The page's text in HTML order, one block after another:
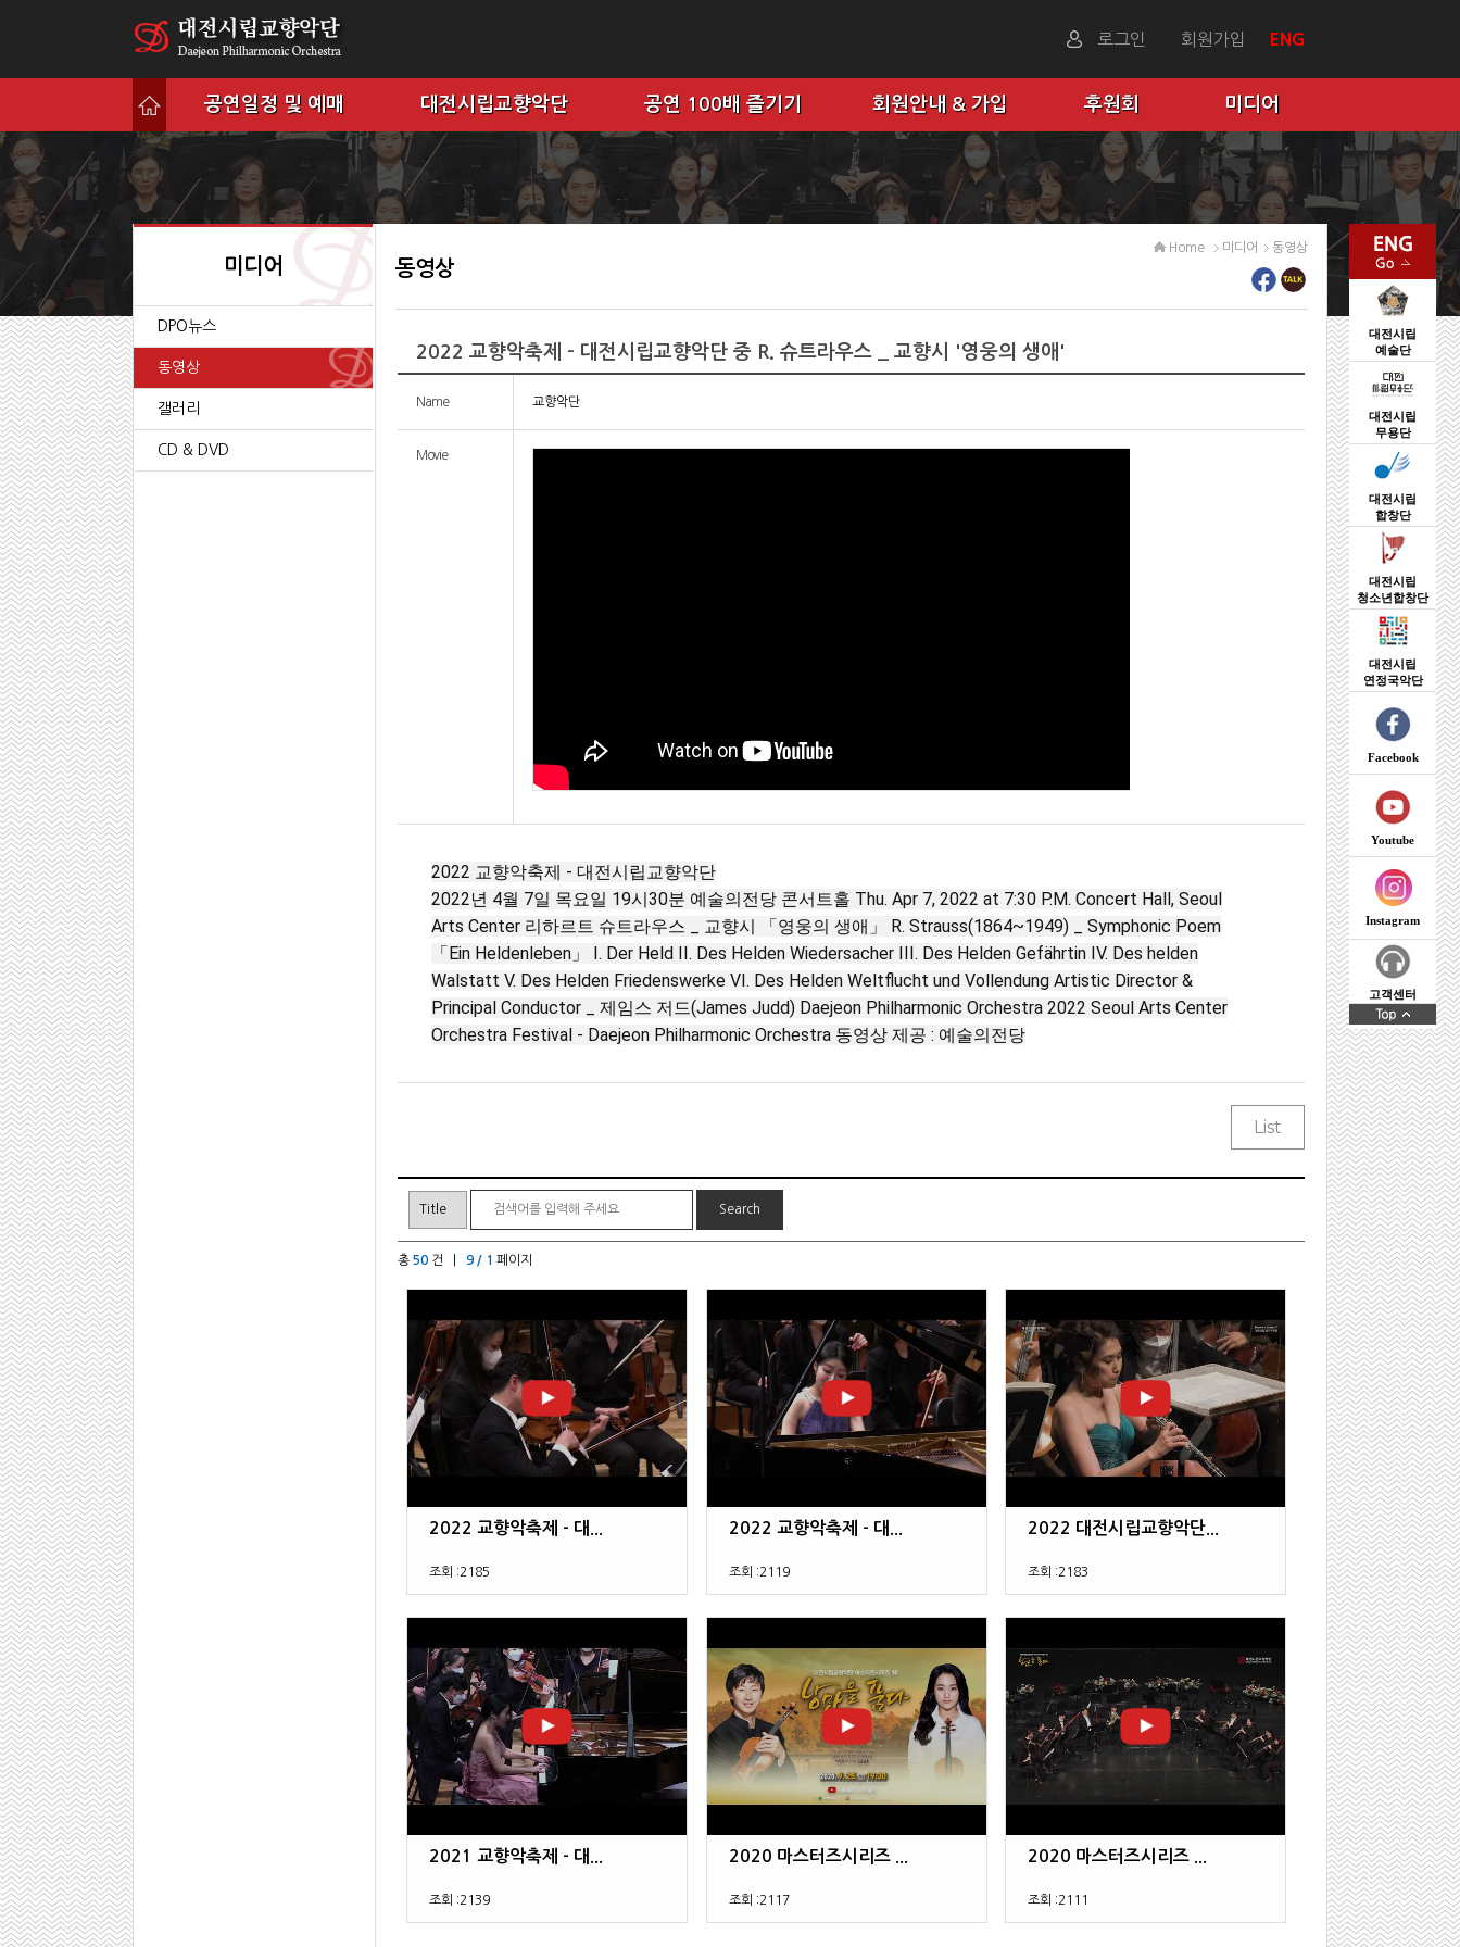
로그인 회원가입 ENG
대전시립
예술단
대전시립
무용단
대전시립
합창단
대전시립
청소년합창단
대전시립
연정국악단
Facebook
Youtube
Instagram
고객센터
공연일정 및 예매 대전시립교향악단 공연 100배 즐기기 회원안내 & 가입 후원회 미디어
미디어
DPO뉴스
동영상
갤러리
CD & DVD
동영상
Home 미디어 동영상
2022 교향악축제 - 대전시립교향악단 중 R. 슈트라우스 _ 교향시 '영웅의 생애'
Name 교향악단
Movie
2022 교향악축제 - 대전시립교향악단
2022년 4월 7일 목요일 19시30분 예술의전당 콘서트홀 Thu. Apr 7, 2022 at 7:30 P.M. Concert Hall, Seoul
Arts Center 리하르트 슈트라우스 _ 교향시 「영웅의 생애」 R. Strauss(1864~1949) _ Symphonic Poem
「Ein Heldenleben」 I. Der Held II. Des Helden Wiedersacher III. Des Helden Gefährtin IV. Des helden
Walstatt V. Des Helden Friedenswerke VI. Des Helden Weltflucht und Vollendung ㅤㅤArtistic Director &
Principal Conductor _ 제임스 저드(James Judd) Daejeon Philharmonic Orchestra 2022 Seoul Arts Center
Orchestra Festival - Daejeon Philharmonic Orchestra 동영상 제공 : 예술의전당
총 50 건 | 9 / 1 페이지
2022 교향악축제 - 대...
조회 :2185
2022 교향악축제 - 대...
조회 :2119
2022 대전시립교향악단...
조회 :2183
2021 교향악축제 - 대...
조회 :2139
2020 마스터즈시리즈 ...
조회 :2117
2020 마스터즈시리즈 ...
조회 :2111